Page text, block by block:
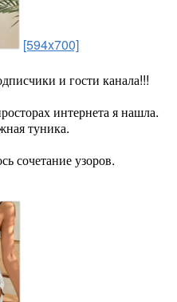
[594x700]
и гости канала!!!
интернета я нашла.
туника.
сочетание узоров.